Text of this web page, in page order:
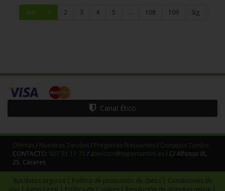
Ant 1 2 3 4 5 108 109 Sig
Canal Ético
Ofertas/ Nuestras Tiendas/ Preguntas Frecuentes/ Consejos Tambo
CONTACTO: 927 21 17 71 / atencion@supertambo.es/ C/ Alfonso IX,
25. Cáceres
Sus datos seguros| Política de protección de datos| Condiciones de
uso | Aviso Legal | Política de Cookies | Resolución de disputas online |